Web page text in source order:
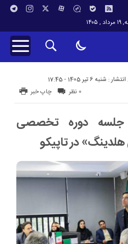
: شنبه 6 تیر 1405 - 17:45
چاپ خبر 0 نظر
جلسه دوره تخصصی
در تاپیکو